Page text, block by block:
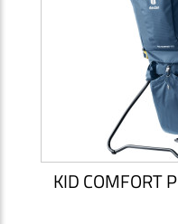
KID COMFORT